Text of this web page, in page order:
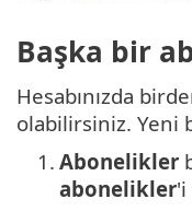
Başka bir
Hesabınızda
olabilirsiniz. Yeni
1. Abonelikler
abonelikler'i